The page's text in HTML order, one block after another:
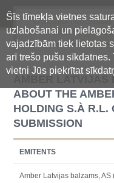
Šīs tīmekļa vietnes
uzlabošanai un
vajadzībām tiek lietotas
arī trešo pušu sīkdatnes.
vietni Jūs piekrītat
Oficiālā regulētās
centralizētā
AMBER LATVIJAS
ABOUT THE
HOLDING S.À R.L.
SUBMISSION
EMITENTS
Amber Latvijas balzams,